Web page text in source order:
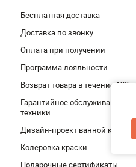
Бесплатная доставка
Доставка по звонку
Оплата при получении
Программа лояльности
Возврат товара в течение 120
Гарантийное обслуживание и
техники
Дизайн-проект ванной комнаты
Колеровка краски
Подарочные сертификаты